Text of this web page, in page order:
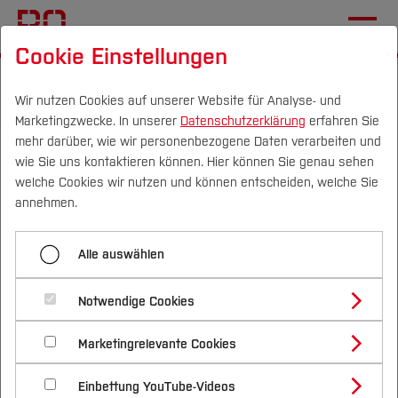
Campus Personen DE|EN Quicklinks
Studium
Studienangebote
Bachelorstudiengänge
Masterstudiengänge
Vor dem Studium
Bewerben & Einschreiben
Bewerbungsportal
Im Studium
Studienbüros und Prüfungen
Nach dem Studium
Forschung & Transfer
Profil
Forschungs- und Transferprofil
Schwerpunkte (FuT)
Beratung & Förderung
Nachhaltigkeit
Nachhaltigkeit studieren
International
Mechatronik und Maschinenbau
Team Team
Prof. Dr. rer. nat. Claudia
Frohn-Schauf
Lehr-/Fachgebiet:Ingenieurmathematik und
Numerik
Matlab
Eine Einführung und Übungsaufgaben finden Sie
in den Moodle-Kursen zu den Veranstaltungen.
Cookie Einstellungen
Wir nutzen Cookies auf unserer Website für Analyse- und
Marketingzwecke. In unserer Datenschutzerklärung erfahren Sie
mehr darüber, wie wir personenbezogene Daten verarbeiten und
wie Sie uns kontaktieren können. Hier können Sie genau sehen
welche Cookies wir nutzen und können entscheiden, welche Sie
annehmen.
Alle auswählen
Notwendige Cookies
Marketingrelevante Cookies
Einbettung YouTube-Videos